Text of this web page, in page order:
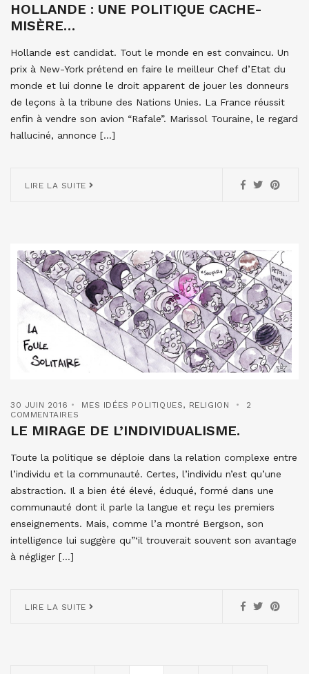
HOLLANDE : UNE POLITIQUE CACHE-
MISÈRE…
Hollande est candidat. Tout le monde en est convaincu. Un
prix à New-York prétend en faire le meilleur Chef d’Etat du
monde et lui donne le droit apparent de jouer les donneurs
de leçons à la tribune des Nations Unies. La France réussit
enfin à vendre son avion “Rafale”. Marissol Touraine, le regard
halluciné, annonce […]
LIRE LA SUITE
30 JUIN 2016 MES IDÉES POLITIQUES, RELIGION
2
COMMENTAIRES
LE MIRAGE DE L’INDIVIDUALISME.
Toute la politique se déploie dans la relation complexe entre
l’individu et la communauté. Certes, l’individu n’est qu’une
abstraction. Il a bien été élevé, éduqué, formé dans une
communauté dont il parle la langue et reçu les premiers
enseignements. Mais, comme l’a montré Bergson, son
intelligence lui suggère qu”‘il trouverait souvent son avantage
à négliger […]
LIRE LA SUITE